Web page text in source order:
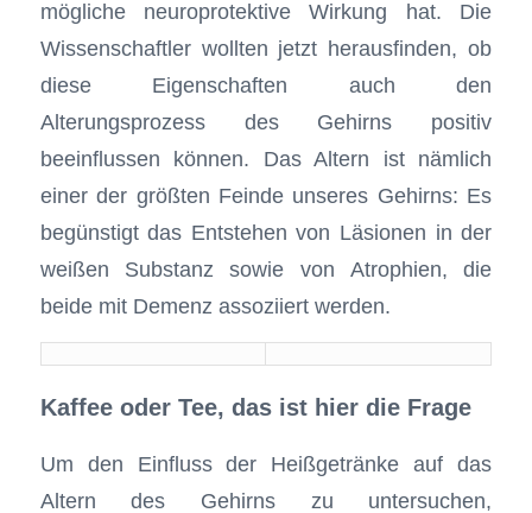
mögliche neuroprotektive Wirkung hat. Die
Wissenschaftler wollten jetzt herausfinden, ob
diese Eigenschaften auch den
Alterungsprozess des Gehirns positiv
beeinflussen können. Das Altern ist nämlich
einer der größten Feinde unseres Gehirns: Es
begünstigt das Entstehen von Läsionen in der
weißen Substanz sowie von Atrophien, die
beide mit Demenz assoziiert werden.
Kaffee oder Tee, das ist hier die Frage
Um den Einfluss der Heißgetränke auf das
Altern des Gehirns zu untersuchen,